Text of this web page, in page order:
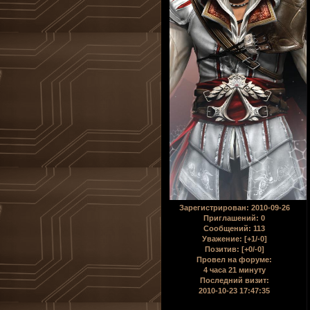
Зарегистрирован: 2010-09-26
Приглашений: 0
Сообщений: 113
Уважение: [+1/-0]
Позитив: [+0/-0]
Провел на форуме:
4 часа 21 минуту
Последний визит:
2010-10-23 17:47:35